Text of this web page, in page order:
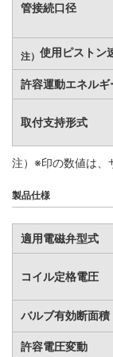
管接続口径
注） 使用ピストン
許容運動エネルギ
取付支持形式
注）※印の数値は、
製品仕様
適用電磁弁型式
コイル定格電圧
バルブ有効断面積
許容電圧変動